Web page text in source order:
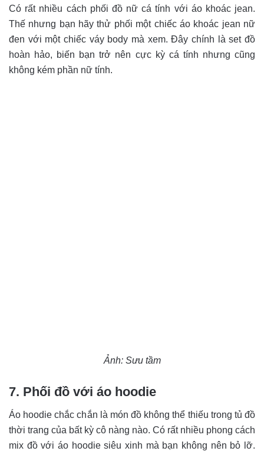
Có rất nhiều cách phối đồ nữ cá tính với áo khoác jean.
Thế nhưng bạn hãy thử phối một chiếc áo khoác jean nữ
đen với một chiếc váy body mà xem. Đây chính là set đồ
hoàn hảo, biến bạn trở nên cực kỳ cá tính nhưng cũng
không kém phần nữ tính.
Ảnh: Sưu tầm
7. Phối đồ với áo hoodie
Áo hoodie chắc chắn là món đồ không thể thiếu trong tủ đồ
thời trang của bất kỳ cô nàng nào. Có rất nhiều phong cách
mix đồ với áo hoodie siêu xinh mà bạn không nên bỏ lỡ.